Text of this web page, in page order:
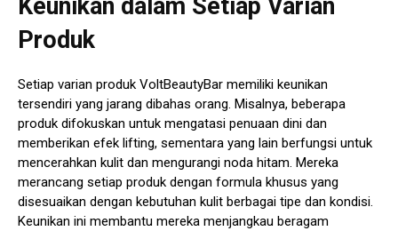
Keunikan dalam Setiap Varian
Produk
Setiap varian produk VoltBeautyBar memiliki keunikan
tersendiri yang jarang dibahas orang. Misalnya, beberapa
produk difokuskan untuk mengatasi penuaan dini dan
memberikan efek lifting, sementara yang lain berfungsi untuk
mencerahkan kulit dan mengurangi noda hitam. Mereka
merancang setiap produk dengan formula khusus yang
disesuaikan dengan kebutuhan kulit berbagai tipe dan kondisi.
Keunikan ini membantu mereka menjangkau beragam